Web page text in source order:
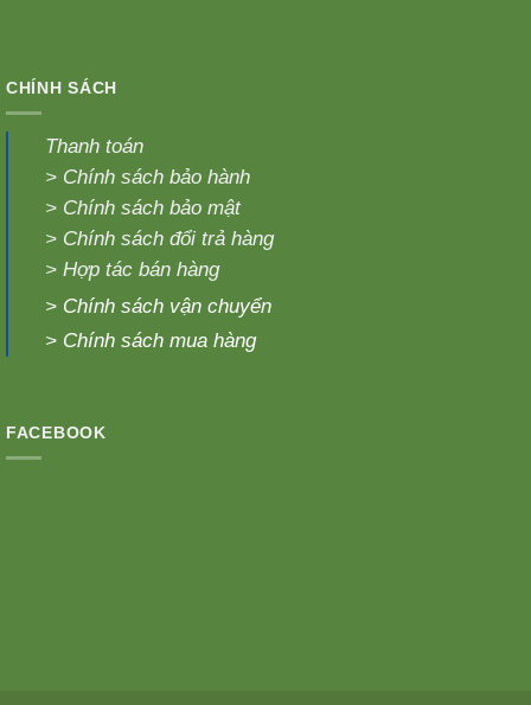
CHÍNH SÁCH
Thanh toán
> Chính sách bảo hành
> Chính sách bảo mật
> Chính sách đổi trả hàng
>Hợp tác bán hàng
> Chính sách vận chuyển
> Chính sách mua hàng
FACEBOOK